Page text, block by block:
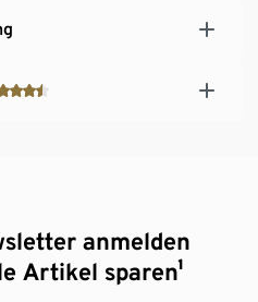
anmelden
Artikel sparen¹